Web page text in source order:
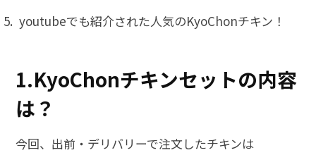
youtubeでも紹介された人気のKyoChonチキン！
1.KyoChonチキンセットの内容
は？
今回、出前・デリバリーで注文したチキンは